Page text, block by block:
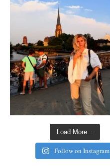
Load More...
Follow on Instagram